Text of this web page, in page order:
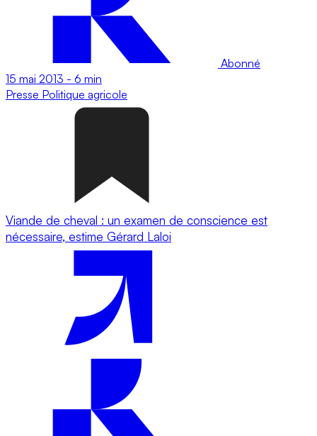
Abonné
15 mai 2013 - 6 min
Presse Politique agricole
Viande de cheval : un examen de conscience est
nécessaire, estime Gérard Laloi